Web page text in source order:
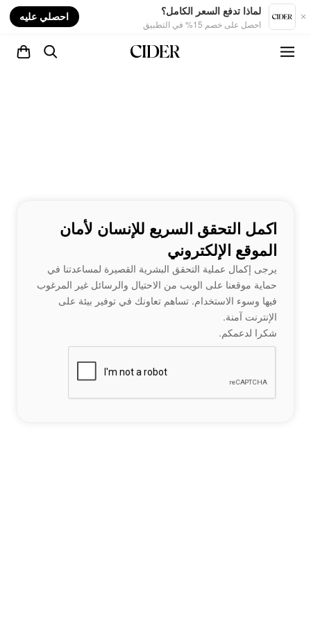
لماذا تدفع السعر الكامل؟
احصل على خصم 15% في التطبيق
احصلي عليه
اكمل التحقق السريع للإنسان لأمان
الموقع الإلكتروني
يرجى إكمال عملية التحقق البشرية القصيرة لمساعدتنا في
حماية موقعنا على الويب من الاحتيال والرسائل غير المرغوب
فيها وسوء الاستخدام. تساهم تعاونك في توفير بيئة على
الإنترنت آمنة.
شكرا لدعمكم.